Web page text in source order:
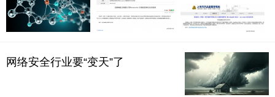
网络安全行业要“变天”了